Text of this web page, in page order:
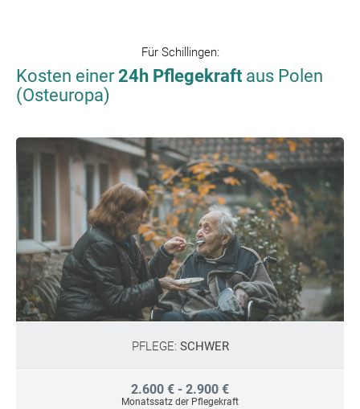
Für Schillingen:
Kosten einer24h Pflegekraft aus Polen
(Osteuropa)
PFLEGE: SCHWER
2.600 € - 2.900 €
Monatssatz der Pflegekraft